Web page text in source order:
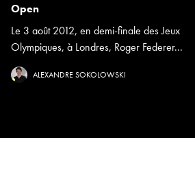
Open
Le 3 août 2012, en demi-finale des Jeux
Olympiques, à Londres, Roger Federer...
ALEXANDRE SOKOLOWSKI